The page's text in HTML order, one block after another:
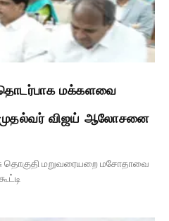
மக்களவை
முதல்வர் விஜய் ஆலோசனை
தொகுதி மறுவரையறை மசோதாவை